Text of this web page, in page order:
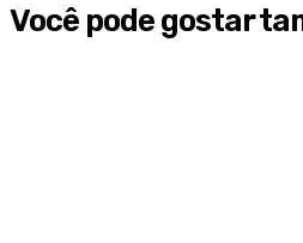
Você pode gostar